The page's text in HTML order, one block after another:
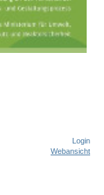
Login
Webansicht